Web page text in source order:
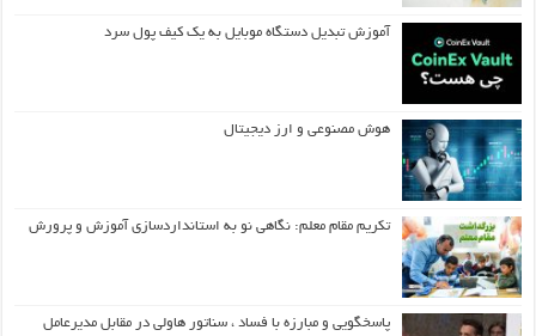
آموزش تبدیل دستگاه موبایل به یک کیف‌ پول سرد
هوش مصنوعی و ارز دیجیتال
تکریم مقام معلم: نگاهی نو به استانداردسازی آموزش و پرورش
پاسخگویی و مبارزه با فساد ، سناتور هاولی در مقابل مدیرعامل